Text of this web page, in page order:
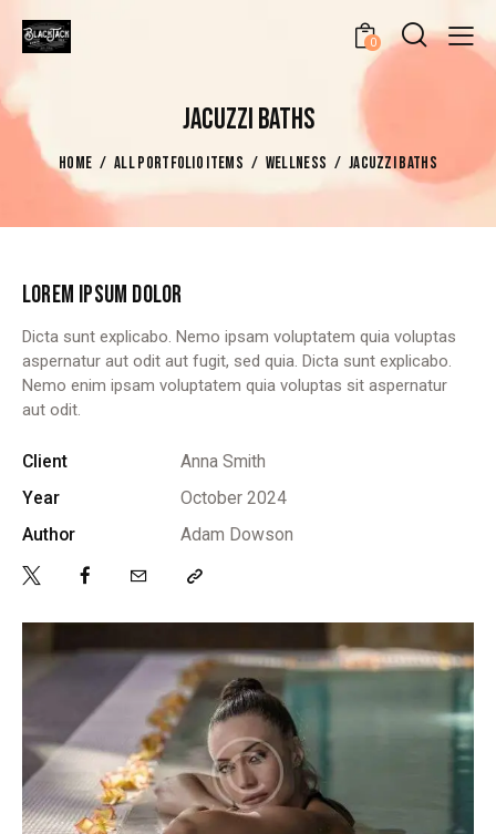
0
JACUZZI BATHS
HOME ALL PORTFOLIO ITEMS WELLNESS JACUZZI BATHS
LOREM IPSUM DOLOR
Dicta sunt explicabo. Nemo ipsam voluptatem quia voluptas
aspernatur aut odit aut fugit, sed quia. Dicta sunt explicabo.
Nemo enim ipsam voluptatem quia voluptas sit aspernatur
aut odit.
Client
Anna Smith
Year
October 2024
Author
Adam Dowson